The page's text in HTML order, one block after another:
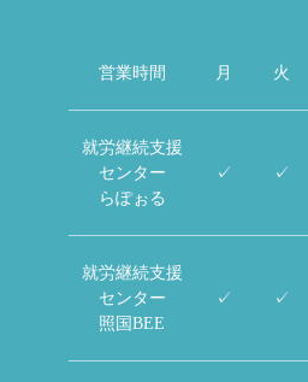
営業時間 月 火
就労継続支援
センター
らぽぉる
✓ ✓
就労継続支援
センター
照国BEE
✓ ✓